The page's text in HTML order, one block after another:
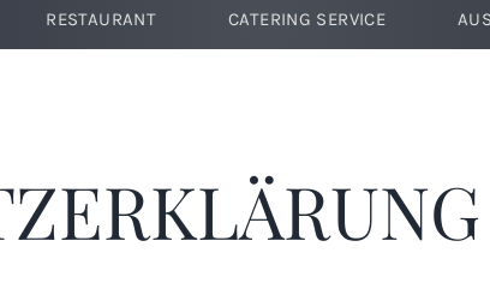
RESTAURANT CATERING SERVICE